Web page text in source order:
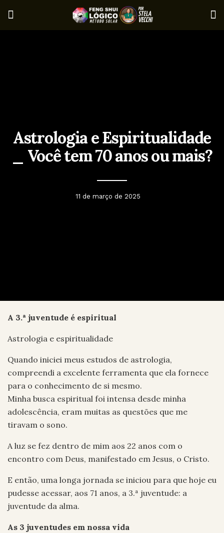
Astrologia e Espiritualidade
_ Você tem 70 anos ou mais?
11 de março de 2025
A 3.ª juventude é espiritual
Astrologia e espiritualidade
Quando iniciei meus estudos de astrologia,
compreendi a excelente ferramenta que ela fornece
para o conhecimento de si mesmo.
Minha busca espiritual foi intensa desde minha
adolescência, eram muitas as questões que me
tiravam o sono.
A luz se fez dentro de mim aos 22 anos com o
encontro com Deus, manifestado em Jesus, o Cristo.
E então, uma longa jornada se iniciou para que hoje eu
pudesse acessar, aos 71 anos, a 3.ª juventude: a
juventude da alma.
As 3 juventudes em nossa vida